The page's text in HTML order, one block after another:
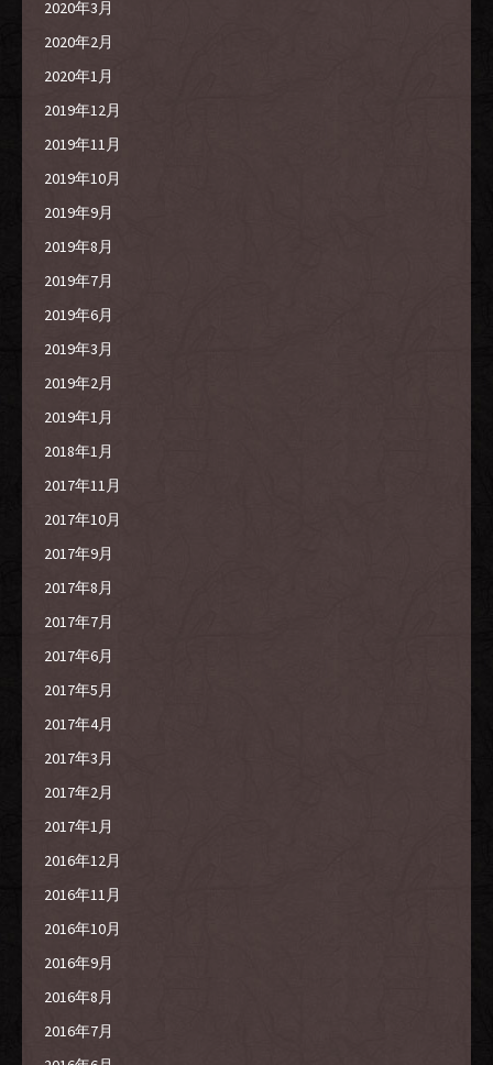
2020年3月
2020年2月
2020年1月
2019年12月
2019年11月
2019年10月
2019年9月
2019年8月
2019年7月
2019年6月
2019年3月
2019年2月
2019年1月
2018年1月
2017年11月
2017年10月
2017年9月
2017年8月
2017年7月
2017年6月
2017年5月
2017年4月
2017年3月
2017年2月
2017年1月
2016年12月
2016年11月
2016年10月
2016年9月
2016年8月
2016年7月